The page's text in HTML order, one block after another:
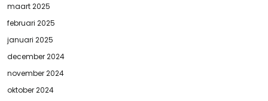
maart 2025
februari 2025
januari 2025
december 2024
november 2024
oktober 2024